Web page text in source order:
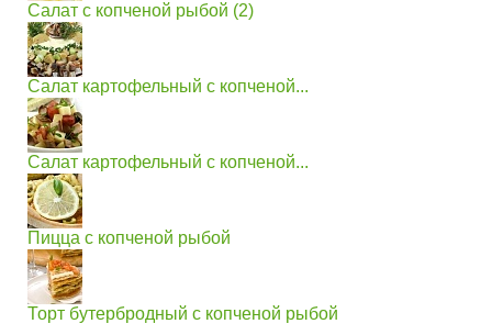
Салат с копченой рыбой (2)
Салат картофельный с копченой...
Салат картофельный с копченой...
Пицца с копченой рыбой
Торт бутербродный с копченой рыбой